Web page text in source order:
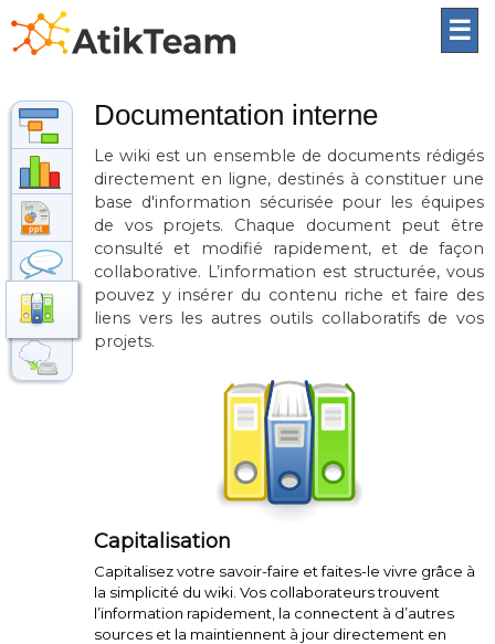
☰
Documentation interne
Le wiki est un ensemble de documents rédigés
directement en ligne, destinés à constituer une
base d'information sécurisée pour les équipes
de vos projets. Chaque document peut être
consulté et modifié rapidement, et de façon
collaborative. L’information est structurée, vous
pouvez y insérer du contenu riche et faire des
liens vers les autres outils collaboratifs de vos
projets.
Capitalisation
Capitalisez votre savoir-faire et faites-le vivre grâce à
la simplicité du wiki. Vos collaborateurs trouvent
l’information rapidement, la connectent à d’autres
sources et la maintiennent à jour directement en